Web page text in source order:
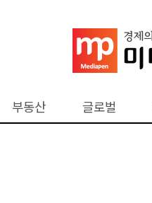
부동산 글로벌